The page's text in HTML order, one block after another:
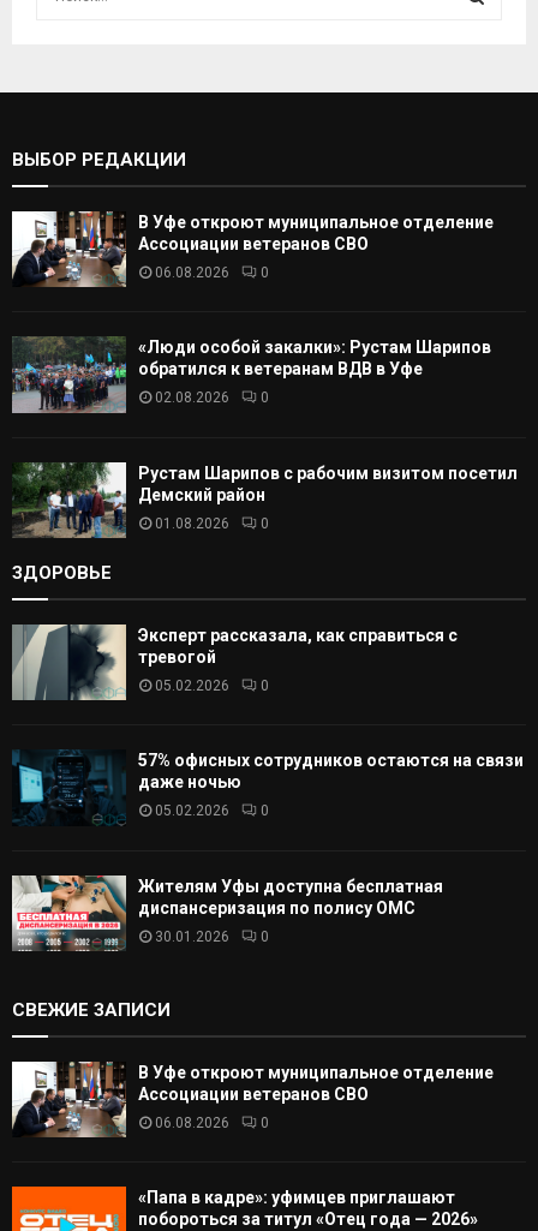
С
А
ВЫБОР РЕДАКЦИИ
В Уфе откроют муниципальное отделение
Ассоциации ветеранов СВО
06.08.2026 0
«Люди особой закалки»: Рустам Шарипов
обратился к ветеранам ВДВ в Уфе
02.08.2026 0
Рустам Шарипов с рабочим визитом посетил
Демский район
01.08.2026 0
ЗДОРОВЬЕ
Эксперт рассказала, как справиться с
тревогой
05.02.2026 0
57% офисных сотрудников остаются на связи
даже ночью
05.02.2026 0
Жителям Уфы доступна бесплатная
диспансеризация по полису ОМС
30.01.2026 0
СВЕЖИЕ ЗАПИСИ
В Уфе откроют муниципальное отделение
Ассоциации ветеранов СВО
06.08.2026 0
«Папа в кадре»: уфимцев приглашают
побороться за титул «Отец года — 2026»